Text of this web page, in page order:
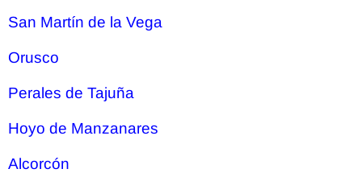
San Martín de la Vega
Orusco
Perales de Tajuña
Hoyo de Manzanares
Alcorcón